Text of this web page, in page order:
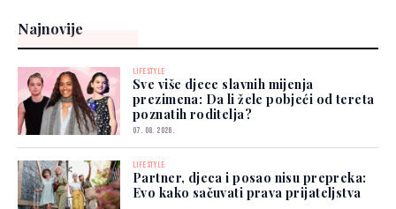
Najnovije
LIFESTYLE
Sve više djece slavnih mijenja
prezimena: Da li žele pobjeći od tereta
poznatih roditelja?
07. 08. 2026.
LIFESTYLE
Partner, djeca i posao nisu prepreka:
Evo kako sačuvati prava prijateljstva